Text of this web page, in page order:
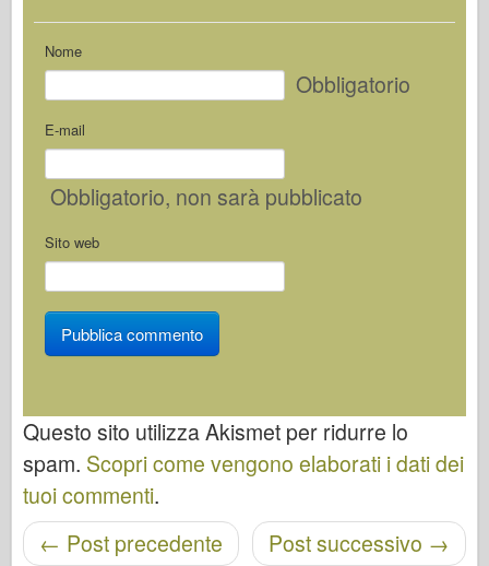
Nome
Obbligatorio
E-mail
Obbligatorio, non sarà pubblicato
Sito web
Questo sito utilizza Akismet per ridurre lo
spam. Scopri come vengono elaborati i dati dei
tuoi commenti.
Navigazione post Post successivo →
← Post precedente